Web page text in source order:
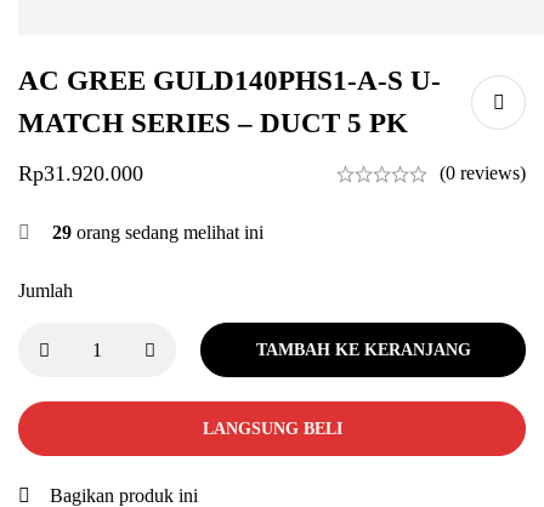
AC GREE GULD140PHS1-A-S U-
MATCH SERIES – DUCT 5 PK
Rp31.920.000 (0 reviews)
29 orang sedang melihat ini
Jumlah
TAMBAH KE KERANJANG
LANGSUNG BELI
Bagikan produk ini